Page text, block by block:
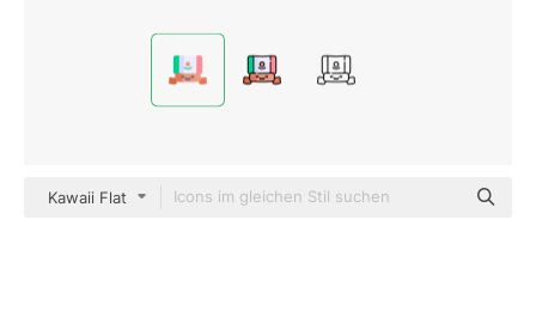
Kawaii Flat